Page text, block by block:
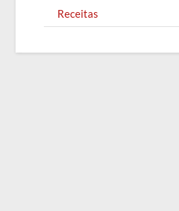
Receitas